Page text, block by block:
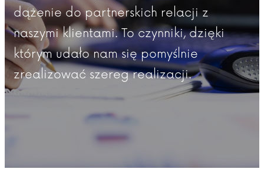
dążenie do partnerskich relacji z
naszymi klientami. To czynniki, dzięki
którym udało nam się pomyślnie
zrealizować szereg realizacji.